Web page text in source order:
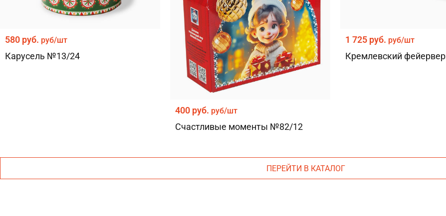
580 руб. руб/шт
Карусель №13/24
400 руб. руб/шт
Счастливые моменты №82/12
1 725 руб. руб/шт
Кремлевский
ПЕРЕЙТИ В КАТАЛОГ
моб. версия